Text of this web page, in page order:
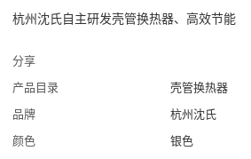
杭州沈氏自主研发壳管换热器、高效节能
分享
产品目录
壳管换热器
品牌
杭州沈氏
颜色
银色